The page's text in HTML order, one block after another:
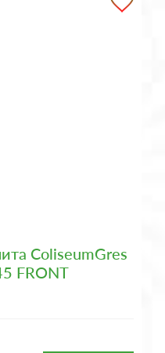
ColiseumGres
FRONT